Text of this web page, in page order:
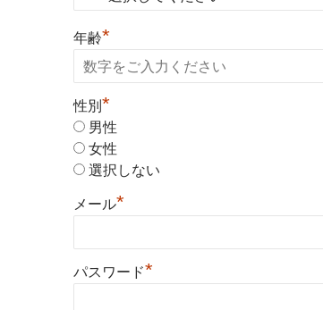
年齢*
性別 *
男性
女性
選択しない
メール*
パスワード*